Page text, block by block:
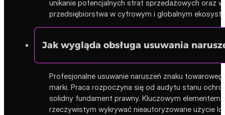
unikanie potencjalnych strat sprzedażowych oraz
przedsiębiorstwa w cyfrowym i globalnym
Jak wygląda obsługa usuwania
Profesjonalne usuwanie naruszeń znaku
marki. Praca rozpoczyna się od audytu stanu
solidny fundament prawny. Kluczowym
rzeczywistym wykrywać nieautoryzowane użycie